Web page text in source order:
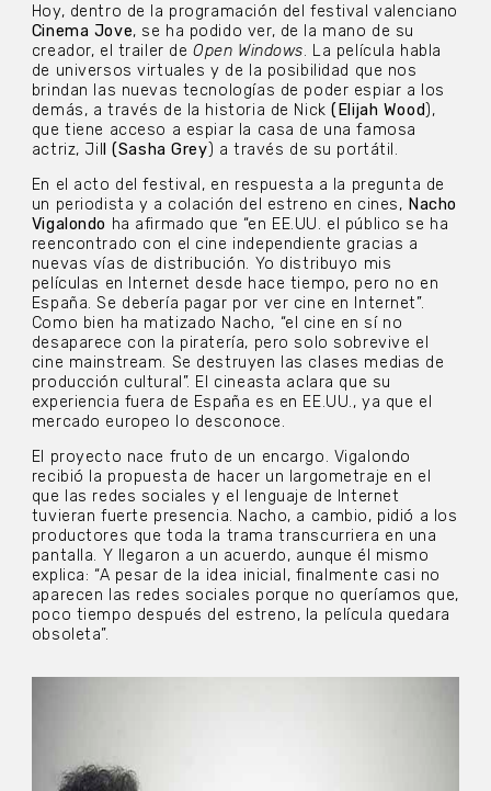
Hoy, dentro de la programación del festival valenciano
Cinema Jove, se ha podido ver, de la mano de su
creador, el trailer deOpen Windows. La película habla
de universos virtuales y de la posibilidad que nos
brindan las nuevas tecnologías de poder espiar a los
demás, a través de la historia de Nick(Elijah Wood ),
que tiene acceso a espiar la casa de una famosa
actriz, Jil
l (Sasha Grey) a través de su portátil.
En el acto del festival, en respuesta a la pregunta de
un periodista y a colación del estreno en cines, Nacho
Vigalondo ha afirmado que “en EE.UU. el público se ha
reencontrado con el cine independiente gracias a
nuevas vías de distribución. Yo distribuyo mis
películas en Internet desde hace tiempo, pero no en
España. Se debería pagar por ver cine en Internet”.
Como bien ha matizado Nacho, “el cine en sí no
desaparece con la piratería, pero solo sobrevive el
cine mainstream. Se destruyen las clases medias de
producción cultural”. El cineasta aclara que su
experiencia fuera de España es en EE.UU., ya que el
mercado europeo lo desconoce.
El proyecto nace fruto de un encargo. Vigalondo
recibió la propuesta de hacer un largometraje en el
que las redes sociales y el lenguaje de Internet
tuvieran fuerte presencia. Nacho, a cambio, pidió a los
productores que toda la trama transcurriera en una
pantalla. Y llegaron a un acuerdo, aunque él mismo
explica: “A pesar de la idea inicial, finalmente casi no
aparecen las redes sociales porque no queríamos que,
poco tiempo después del estreno, la película quedara
obsoleta”.